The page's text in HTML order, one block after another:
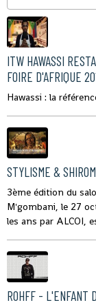
ITW HAWASSI
FOIRE D'AFRIQUE
Hawassi : la
STYLISME &
3ème édition du
M'gombani, le 27
les ans par ALCOI,
ROHFF - L'ENFANT